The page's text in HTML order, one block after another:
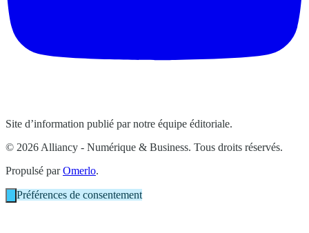
Site d’information publié par notre équipe éditoriale.
© 2026 Alliancy - Numérique & Business. Tous droits réservés.
Propulsé parOmerlo.
Préférences de consentement